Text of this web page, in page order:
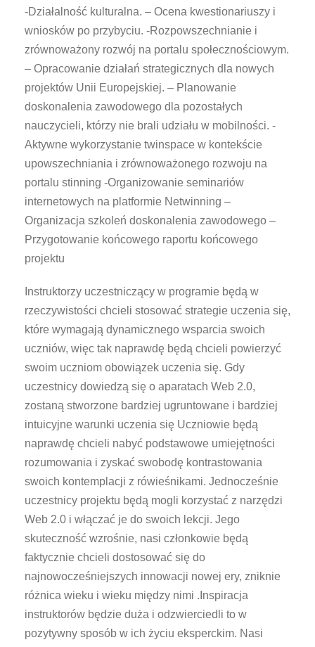
-Działalność kulturalna. – Ocena kwestionariuszy i
wniosków po przybyciu. -Rozpowszechnianie i
zrównoważony rozwój na portalu społecznościowym.
– Opracowanie działań strategicznych dla nowych
projektów Unii Europejskiej. – Planowanie
doskonalenia zawodowego dla pozostałych
nauczycieli, którzy nie brali udziału w mobilności. -
Aktywne wykorzystanie twinspace w kontekście
upowszechniania i zrównoważonego rozwoju na
portalu stinning -Organizowanie seminariów
internetowych na platformie Netwinning –
Organizacja szkoleń doskonalenia zawodowego –
Przygotowanie końcowego raportu końcowego
projektu
Instruktorzy uczestniczący w programie będą w
rzeczywistości chcieli stosować strategie uczenia się,
które wymagają dynamicznego wsparcia swoich
uczniów, więc tak naprawdę będą chcieli powierzyć
swoim uczniom obowiązek uczenia się. Gdy
uczestnicy dowiedzą się o aparatach Web 2.0,
zostaną stworzone bardziej ugruntowane i bardziej
intuicyjne warunki uczenia się Uczniowie będą
naprawdę chcieli nabyć podstawowe umiejętności
rozumowania i zyskać swobodę kontrastowania
swoich kontemplacji z rówieśnikami. Jednocześnie
uczestnicy projektu będą mogli korzystać z narzędzi
Web 2.0 i włączać je do swoich lekcji. Jego
skuteczność wzrośnie, nasi członkowie będą
faktycznie chcieli dostosować się do
najnowocześniejszych innowacji nowej ery, zniknie
różnica wieku i wieku między nimi .Inspiracja
instruktorów będzie duża i odzwierciedli to w
pozytywny sposób w ich życiu eksperckim. Nasi